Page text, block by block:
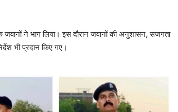
के जवानों ने भाग लिया। इस दौरान जवानों की अनुशासन, सजगता
भी प्रदान किए गए।